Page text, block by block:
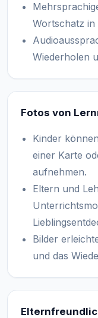
Wortschatz
Wiederholen
Fotos von
Kinder
einer Karte
aufnehmen.
Eltern und
Bilder
und das